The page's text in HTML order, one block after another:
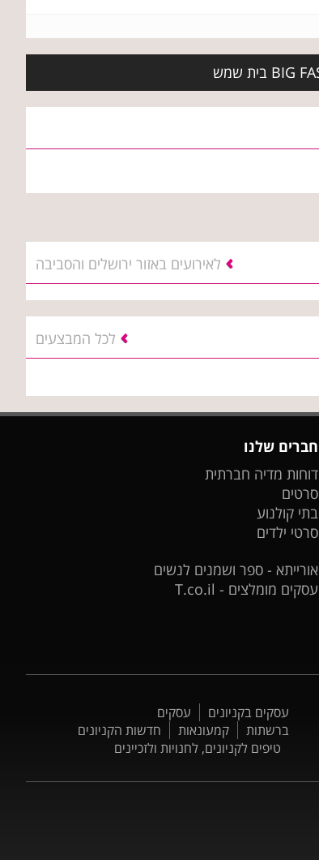
לאירועים באזור ירושלים והסביבה
לכל המבצעים
חברים שלנו
דוחות מדיה חברתית
סרטים
בתי קולנוע
סרטי ילדים
אורייתא - ספר ושמנים לנשים
עסקים מומלצים - T.co.il
עסקים בקניונים
עסקים
ברשתות
קמעונאות
חדשות הקניונים
טיפים לקניונים, לחנויות ולזכיינים